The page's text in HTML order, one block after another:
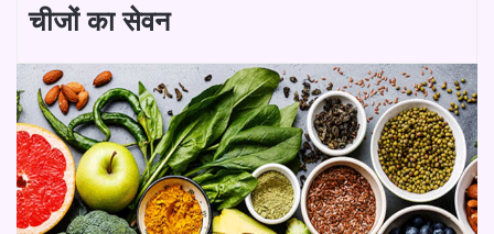
चीजों का सेवन